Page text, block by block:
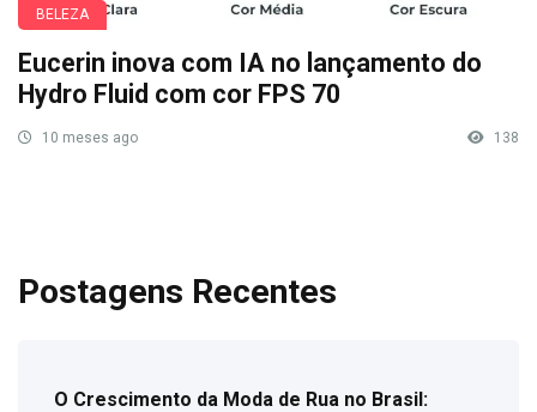
BELEZA
Eucerin inova com IA no lançamento do
Hydro Fluid com cor FPS 70
10 meses ago 138
Postagens Recentes
O Crescimento da Moda de Rua no Brasil: